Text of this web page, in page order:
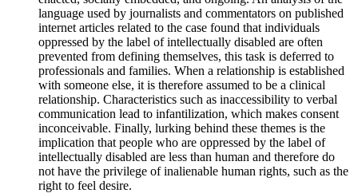
language used by journalists and commentators on published
internet articles related to the case found that individuals
oppressed by the label of intellectually disabled are often
prevented from defining themselves, this task is deferred to
professionals and families. When a relationship is established
with someone else, it is therefore assumed to be a clinical
relationship. Characteristics such as inaccessibility to verbal
communication lead to infantilization, which makes consent
inconceivable. Finally, lurking behind these themes is the
implication that people who are oppressed by the label of
intellectually disabled are less than human and therefore do
not have the privilege of inalienable human rights, such as the
right to feel desire.